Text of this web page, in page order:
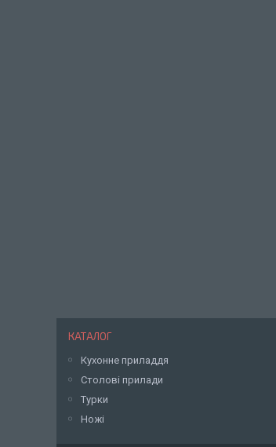
КАТАЛОГ
Кухонне приладдя
Столові прилади
Турки
Ножі